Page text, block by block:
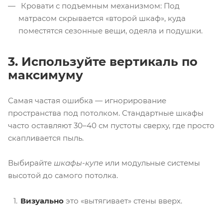
Кровати с подъемным механизмом: Под
матрасом скрывается «второй шкаф», куда
поместятся сезонные вещи, одеяла и подушки.
3. Используйте вертикаль по
максимуму
Самая частая ошибка — игнорирование
пространства под потолком. Стандартные шкафы
часто оставляют 30–40 см пустоты сверху, где просто
скапливается пыль.
Выбирайте шкафы-купе или модульные системы
высотой до самого потолка.
Визуально это «вытягивает» стены вверх.